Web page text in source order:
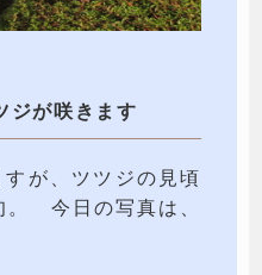
ジが咲きます
が、ツツジの見頃
。 今日の写真は、